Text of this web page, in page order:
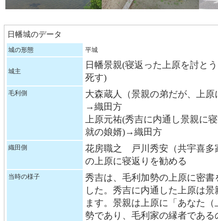
日幡城のデータ
城の形態 平城
城主
日幡景親(寝返った上原を討と
死す)
毛利側
大森蔵人（景親の弟だが、上
→織田方
上原元祐(秀吉に内通し景親に
就の娘婿)→織田方
織田側
花房職之 戸川秀安（共宇喜多
の上原に寝返りを勧める
当時の様子
秀吉は、毛利加勢の上原に密書
した。秀吉に内通した上原は
ます。景親は上原に「あなた
勢であり、毛利家の縁者である